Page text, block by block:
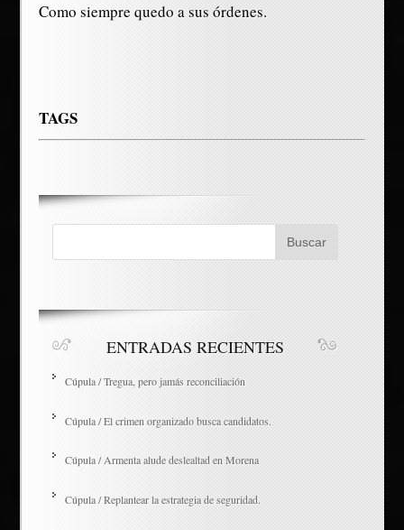
Como siempre quedo a sus órdenes.
TAGS
ENTRADAS RECIENTES
Cúpula / Tregua, pero jamás reconciliación
Cúpula / El crimen organizado busca candidatos.
Cúpula / Armenta alude deslealtad en Morena
Cúpula / Replantear la estrategia de seguridad.